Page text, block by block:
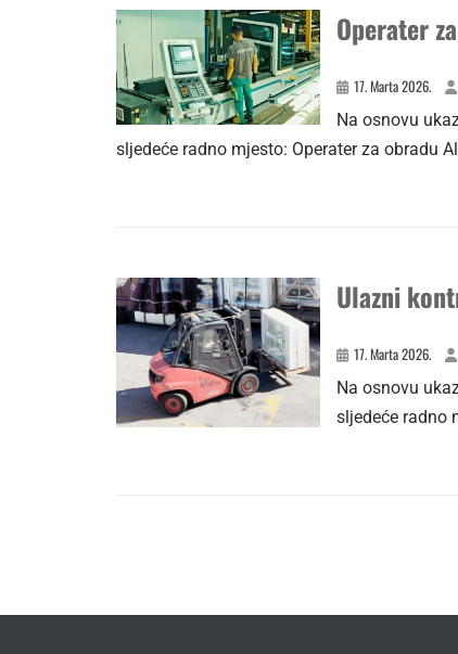
Operater
17. Marta 2026.
Na osnovu
sljedeće radno mjesto: Operater za obradu
Ulazni
17. Marta 2026.
Na osnovu
sljedeće radno